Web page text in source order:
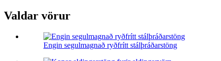
Valdar vörur
Engin segulmagnað ryðfrítt stálþráðarstöng